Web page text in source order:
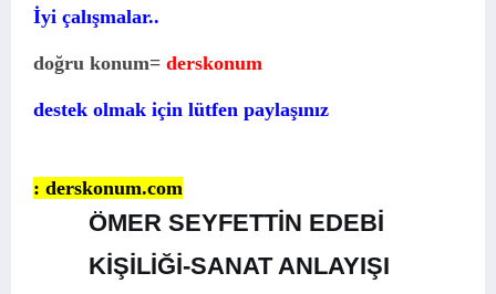
İyi çalışmalar..
doğru konum= derskonum
destek olmak için lütfen paylaşınız
: derskonum.com
ÖMER SEYFETTİN EDEBİ
KİŞİLİĞİ-SANAT ANLAYIŞI